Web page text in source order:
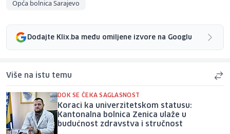
Opća bolnica Sarajevo
Dodajte Klix.ba među omiljene izvore na Googlu
Više na istu temu
DOK SE ČEKA SAGLASNOST
Koraci ka univerzitetskom statusu:
Kantonalna bolnica Zenica ulaže u
budućnost zdravstva i stručnost